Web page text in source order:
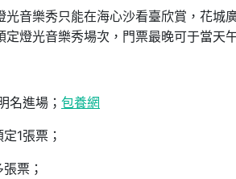
光音樂秀只能在海心沙看臺欣賞，花城
燈光音樂秀場次，門票最晚可于當天
名進場； 包養網
1張票；
票；